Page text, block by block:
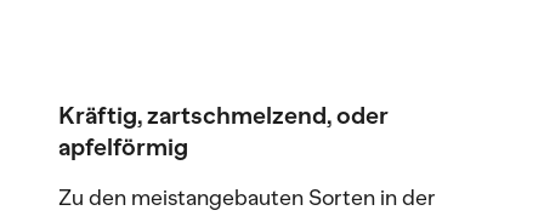
Kräftig, zartschmelzend, oder
apfelförmig
Zu den meistangebauten Sorten in der